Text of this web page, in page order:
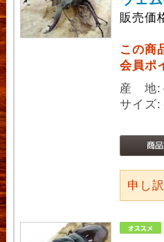
販売価
この商
会員ポ
産 地:
サイ
申し